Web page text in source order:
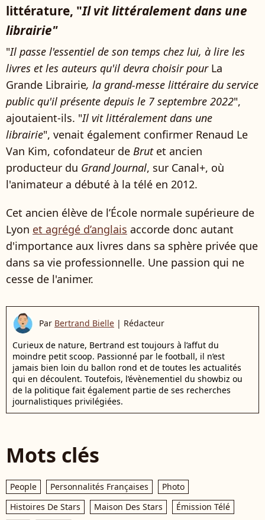
littérature, "Il vit littéralement dans une
librairie"
"Il passe l'essentiel de son temps chez lui, à lire les
livres et les auteurs qu'il devra choisir pour La
Grande Librairie, la grand-messe littéraire du service
public qu'il présente depuis le 7 septembre 2022",
ajoutaient-ils. "Il vit littéralement dans une
librairie", venait également confirmer Renaud Le
Van Kim, cofondateur de Brutet ancien
producteur du Grand Journal, sur Canal+, où
l'animateur a débuté à la télé en 2012.
Cet ancien élève de l’École normale supérieure de
Lyon et agrégé d’anglais accorde donc autant
d'importance aux livres dans sa sphère privée que
dans sa vie professionnelle. Une passion qui ne
cesse de l'animer.
Par Bertrand Bielle | Rédacteur
Curieux de nature, Bertrand est toujours à l’affut du
moindre petit scoop. Passionné par le football, il n’est
jamais bien loin du ballon rond et de toutes les actualités
qui en découlent. Toutefois, l’évènementiel du showbiz ou
de la politique fait également partie de ses recherches
journalistiques privilégiées.
Mots clés
People Personnalités Françaises
Photo
Histoires De Stars
Maison Des Stars
Émission Télé